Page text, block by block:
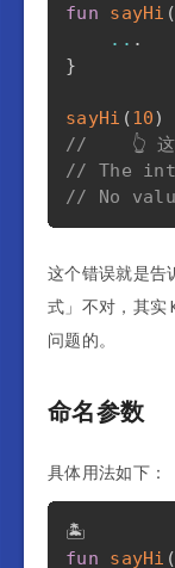
fun
sayHi (
.. .
}
sayHi (10)
//    👆 这时
// The
// No
这个错误就是告
式」不对，其实
问题的。
命名参数
具体用法如下：
fun
sayHi (